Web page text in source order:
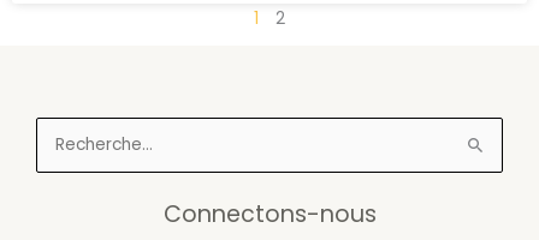
1 2
Rechercher :
Connectons-nous